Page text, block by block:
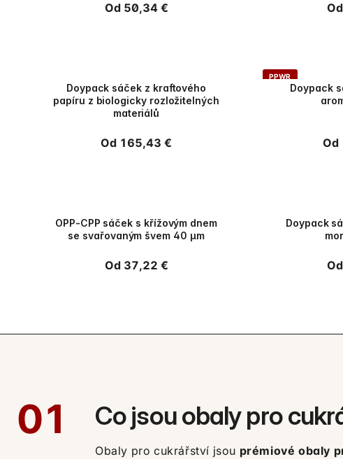
Běžná
Od 50,34 €
Doypack sáček z kraftového
papíru z biologicky rozložitelných
materiálů
Běžná
Od 165,43 €
PPWR
Doypack
Od
OPP-CPP sáček s křížovým dnem
se svařovaným švem 40 µm
Běžná
Od 37,22 €
Doypack
01 Co jsou obaly pro
Obaly pro cukrářství jsou prémiové obaly